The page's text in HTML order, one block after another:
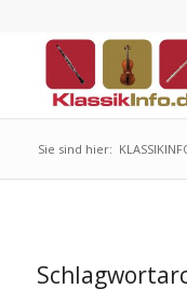
Sie sind hier: